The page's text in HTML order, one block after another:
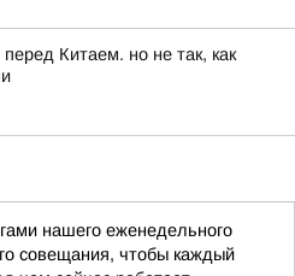
Китаем. но не так, как
нашего еженедельного
совещания, чтобы каждый